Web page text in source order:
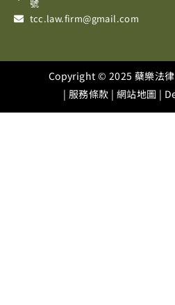
號
tcc.law.firm@gmail.com
Copyright © 2025 蘗樂法
| 服務條款 | 網站地圖 |